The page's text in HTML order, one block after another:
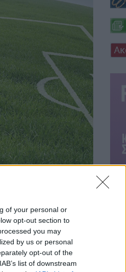
of your personal or
opt-out section to
you may
by us or personal
opt-out of the
list of downstream